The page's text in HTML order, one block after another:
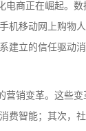
商正在崛起。数
机移动网上购物
建立的信任驱动消
销变革。这些变
费智能；其次，